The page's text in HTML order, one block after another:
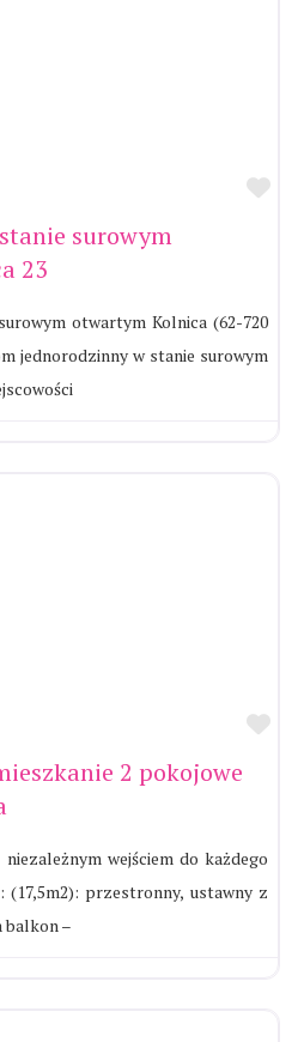
surowym
23
otwartym Kolnica (62-720
jednorodzinny w stanie surowym
2 pokojowe
wejściem do każdego
(17,5m2): przestronny, ustawny z
balkon –